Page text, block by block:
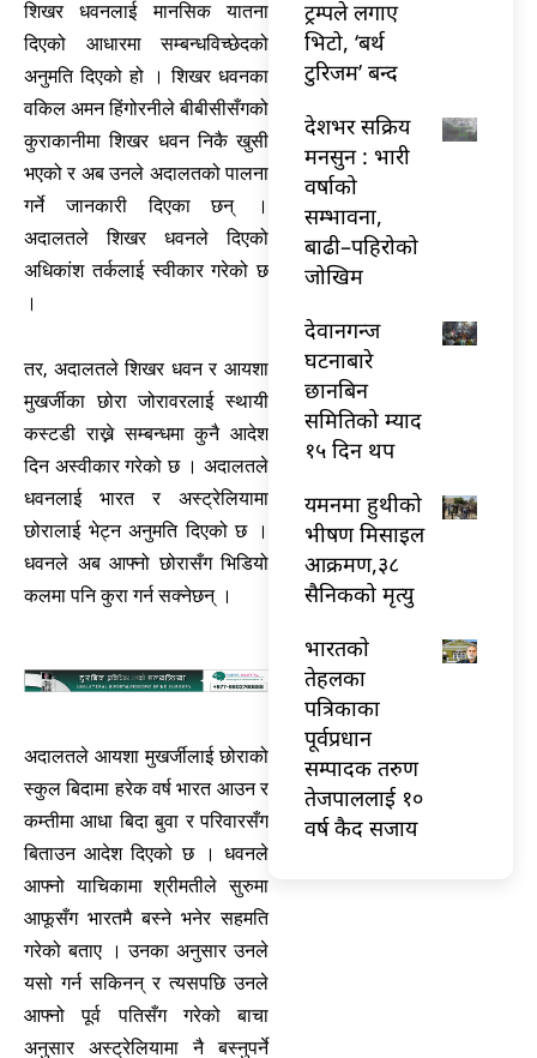
शिखर धवनलाई मानसिक यातना
दिएको आधारमा सम्बन्धविच्छेदको
अनुमति दिएको हो । शिखर धवनका
वकिल अमन हिंगोरनीले बीबीसीसँगको
कुराकानीमा शिखर धवन निकै खुसी
भएको र अब उनले अदालतको पालना
गर्ने जानकारी दिएका छन् ।
अदालतले शिखर धवनले दिएको
अधिकांश तर्कलाई स्वीकार गरेको छ
।
तर, अदालतले शिखर धवन र आयशा
मुखर्जीका छोरा जोरावरलाई स्थायी
कस्टडी राख्ने सम्बन्धमा कुनै आदेश
दिन अस्वीकार गरेको छ । अदालतले
धवनलाई भारत र अस्ट्रेलियामा
छोरालाई भेट्न अनुमति दिएको छ ।
धवनले अब आफ्नो छोरासँग भिडियो
कलमा पनि कुरा गर्न सक्नेछन् ।
अदालतले आयशा मुखर्जीलाई छोराको
स्कुल बिदामा हरेक वर्ष भारत आउन र
कम्तीमा आधा बिदा बुवा र परिवारसँग
बिताउन आदेश दिएको छ । धवनले
आफ्नो याचिकामा श्रीमतीले सुरुमा
आफूसँग भारतमै बस्ने भनेर सहमति
गरेको बताए । उनका अनुसार उनले
यसो गर्न सकिनन् र त्यसपछि उनले
आफ्नो पूर्व पतिसँग गरेको बाचा
अनुसार अस्ट्रेलियामा नै बस्नुपर्ने
ट्रम्पले लगाए
भिटो, ‘बर्थ
टुरिजम’ बन्द
देशभर सक्रिय
मनसुन : भारी
वर्षाको
सम्भावना,
बाढी–पहिरोको
जोखिम
देवानगन्ज
घटनाबारे
छानबिन
समितिको म्याद
१५ दिन थप
यमनमा हुथीको
भीषण मिसाइल
आक्रमण,३८
सैनिकको मृत्यु
भारतकाे
तेहलका
पत्रिकाका
पूर्वप्रधान
सम्पादक तरुण
तेजपाललाई १०
वर्ष कैद सजाय